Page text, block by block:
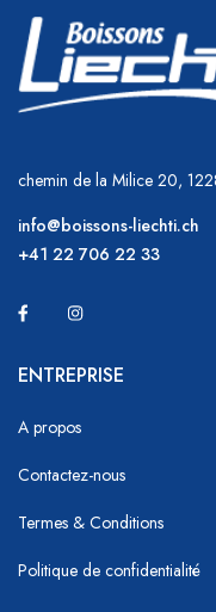
chemin de la Milice 20,
info@boissons-liechti.ch
+41 22 706 22 33
ENTREPRISE
A propos
Contactez-nous
Termes & Conditions
Politique de confidentialité